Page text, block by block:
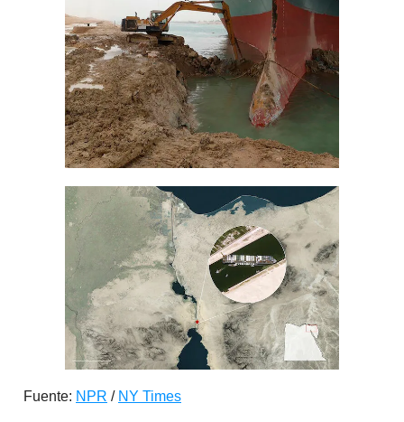
Fuente: NPR / NY Times